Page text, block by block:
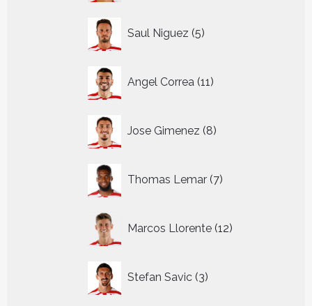
Saul Niguez 5
producten
Angel Correa 11
producten
Jose Gimenez 8
producten
Thomas Lemar 7
producten
Marcos Llorente 12
producten
Stefan Savic 3
producten